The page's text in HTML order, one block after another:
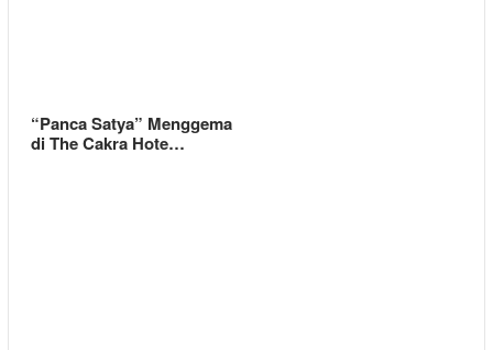
“Panca Satya” Menggema
di The Cakra Hote…